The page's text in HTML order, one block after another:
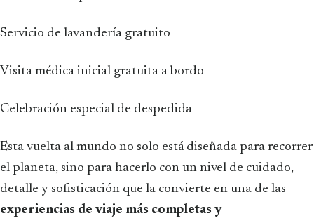
Servicio de lavandería gratuito
Visita médica inicial gratuita a bordo
Celebración especial de despedida
Esta vuelta al mundo no solo está diseñada para recorrer
el planeta, sino para hacerlo con un nivel de cuidado,
detalle y sofisticación que la convierte en una de las
experiencias de viaje más completas y